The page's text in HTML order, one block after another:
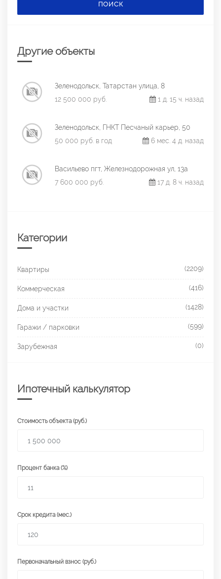
ПОИСК
Другие объекты
Зеленодольск, Татарстан улица, 8
12 500 000 руб.
1 д. 15 ч. назад
Зеленодольск, ГНКТ Песчаный карьер, 50
50 000 руб. в год
6 мес. 4 д. назад
Васильево пгт, Железнодорожная ул, 13а
7 600 000 руб.
17 д. 8 ч. назад
Категории
Квартиры (2209)
Коммерческая (416)
Дома и участки (1428)
Гаражи / парковки (599)
Зарубежная (0)
Ипотечный калькулятор
Стоимость объекта (руб.)
Процент банка (%)
Срок кредита (мес.)
Первоначальный взнос (руб.)